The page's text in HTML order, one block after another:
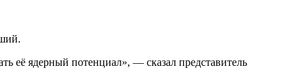
её ядерный потенциал», — сказал представитель